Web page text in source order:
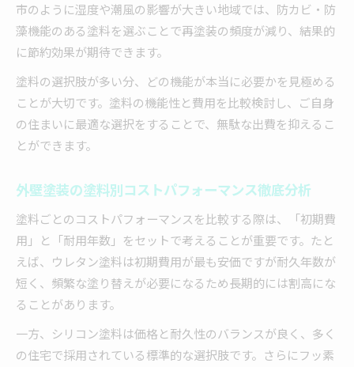
市のように湿度や潮風の影響が大きい地域では、防カビ・防
藻機能のある塗料を選ぶことで再塗装の頻度が減り、結果的
に節約効果が期待できます。
塗料の選択肢が多い分、どの機能が本当に必要かを見極める
ことが大切です。塗料の機能性と費用を比較検討し、ご自身
の住まいに最適な選択をすることで、無駄な出費を抑えるこ
とができます。
外壁塗装の塗料別コストパフォーマンス徹底分析
塗料ごとのコストパフォーマンスを比較する際は、「初期費
用」と「耐用年数」をセットで考えることが重要です。たと
えば、ウレタン塗料は初期費用が最も安価ですが耐久年数が
短く、頻繁な塗り替えが必要になるため長期的には割高にな
ることがあります。
一方、シリコン塗料は価格と耐久性のバランスが良く、多く
の住宅で採用されている標準的な選択肢です。さらにフッ素